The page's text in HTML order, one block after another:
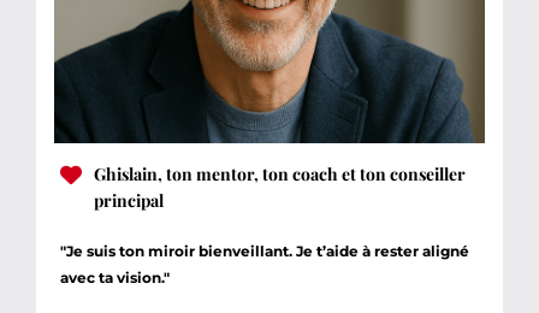
Ghislain, ton mentor, ton coach et ton conseiller
principal
"Je suis ton miroir bienveillant. Je t’aide à rester aligné
avec ta vision."